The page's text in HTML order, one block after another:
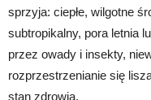
sprzyja: ciepłe, wilgotne
subtropikalny, pora letnia
przez owady i insekty,
rozprzestrzenianie się
stan zdrowia.